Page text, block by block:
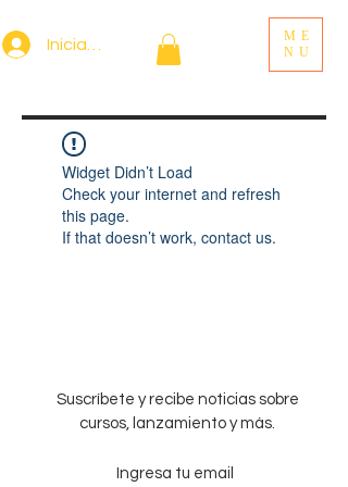
Iniciar sesión
ME
NU
Widget Didn’t Load
Check your internet and refresh
this page.
If that doesn’t work, contact us.
Suscríbete y recibe noticias sobre
cursos, lanzamiento y más.